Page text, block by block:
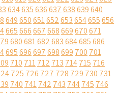
634635636637638639640
649650651652653654655656
665666667668669670671
680681682683684685686
695696697698699 700 701
710 711712 713 714715 716
725 726 727 728 729 730 731
740 741742 743 744745 746